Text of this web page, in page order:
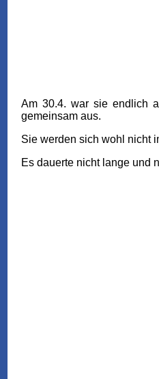
Am 30.4. war sie endlich
gemeinsam aus.
Sie werden sich wohl nicht
Es dauerte nicht lange und